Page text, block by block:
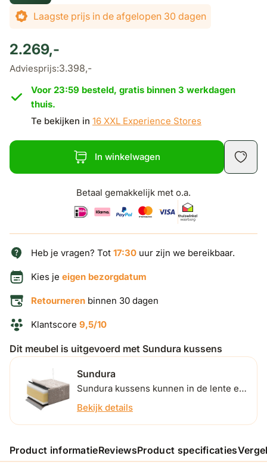
De prijs is afhankelijk van de gekozen opties
Laagste prijs in de afgelopen 30 dagen
2.269,-
Adviesprijs:3.398,-
Voor 23:59 besteld, gratis binnen 3 werkdagen
thuis.
Te bekijken in 16 XXL Experience Stores
In winkelwagen
Betaal gemakkelijk met o.a.
Heb je vragen? Tot 17:30 uur zijn we bereikbaar.
Kies je eigen bezorgdatum
Retourneren binnen 30 dagen
Klantscore 9,5/10
Dit meubel is uitgevoerd met Sundura kussens
Sundura
Sundura kussens kunnen in de lente en
zomer buiten blijven liggen. Ontdek
Bekijk details
Product informatieReviewsProduct specificaties